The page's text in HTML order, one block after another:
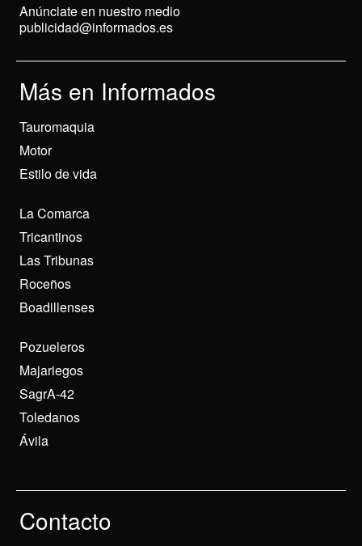
Anúnciate en nuestro medio
publicidad@informados.es
Más en Informados
Tauromaquia
Motor
Estilo de vida
La Comarca
Tricantinos
Las Tribunas
Roceños
Boadillenses
Pozueleros
Majariegos
SagrA-42
Toledanos
Ávila
Contacto